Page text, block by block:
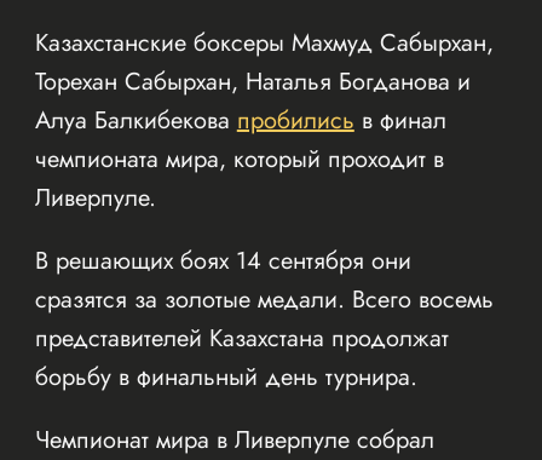
Казахстанские боксеры Махмуд Сабырхан,
Торехан Сабырхан, Наталья Богданова и
Алуа Балкибековапробилисьв финал
чемпионата мира, который проходит в
Ливерпуле.
В решающих боях 14 сентября они
сразятся за золотые медали. Всего восемь
представителей Казахстана продолжат
борьбу в финальный день турнира.
Чемпионат мира в Ливерпуле собрал